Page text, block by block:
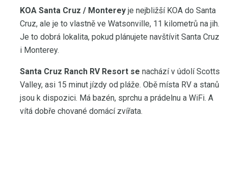
KOA Santa Cruz / Monterey je nejbližší KOA do Santa
Cruz, ale je to vlastně ve Watsonville, 11 kilometrů na jih.
Je to dobrá lokalita, pokud plánujete navštívit Santa Cruz
i Monterey.
Santa Cruz Ranch RV Resort se nachází v údolí Scotts
Valley, asi 15 minut jízdy od pláže. Obě místa RV a stanů
jsou k dispozici. Má bazén, sprchu a prádelnu a WiFi. A
vítá dobře chované domácí zvířata.